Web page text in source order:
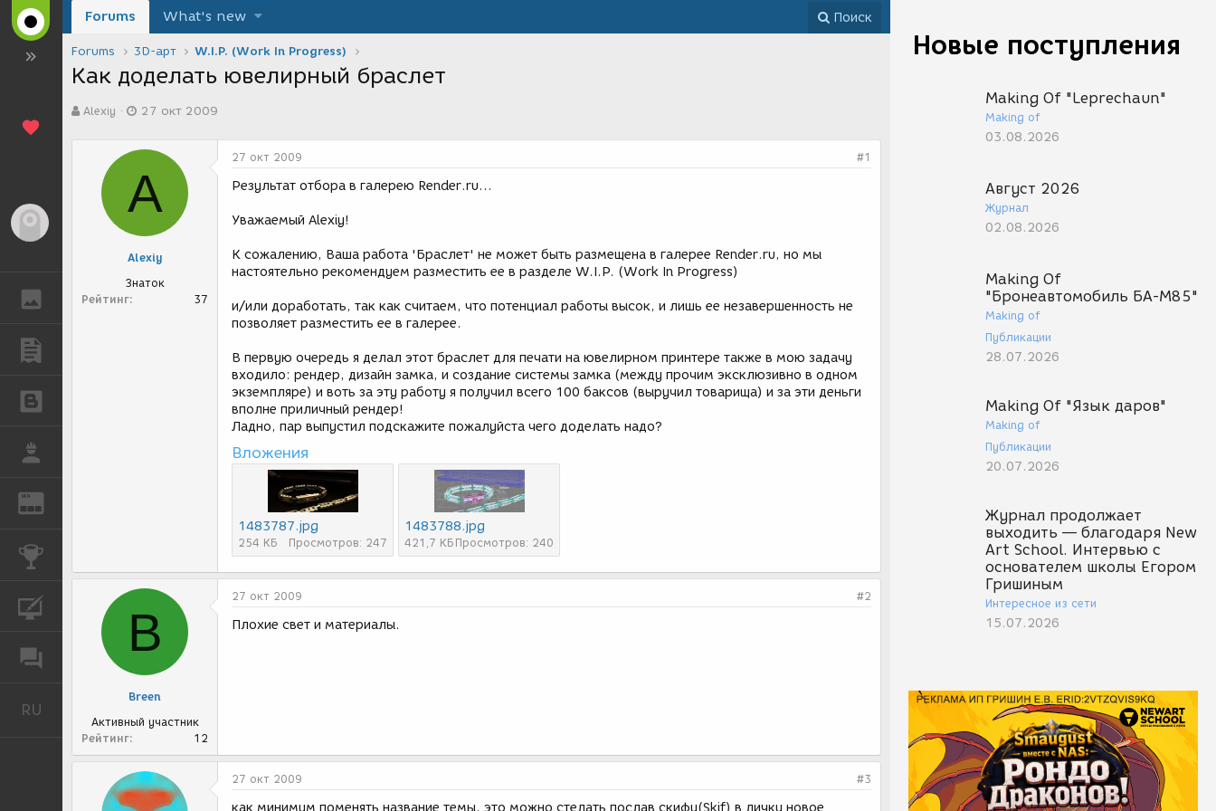
ГАЛЕРЕЯ
REN
КУРСЫ
ФОРУМ
RU
Новые поступления
Making Of "Leprechaun"
Making of
03.08.2026
Август 2026
Журнал
02.08.2026
Making Of
"Бронеавтомобиль БА-М85"
Making of
Публикации
28.07.2026
Making Of "Язык даров"
Making of
Публикации
20.07.2026
Журнал продолжает
выходить — благодаря New
Art School. Интервью с
основателем школы Егором
Гришиным
Интересное из сети
15.07.2026
Forums What's new Поиск
Forums 3D-арт W.I.P. (Work In Progress)
Как доделать ювелирный браслет
в
Alexiy
а
а
о
з
и
я
27 окт 2009
A
Alexiy
Знаток
Рейтинг
37
27 окт 2009 #1
Результат отбора в галерею Render.ru...
Уважаемый Alexiy!
К сожалению, Ваша работа 'Браслет' не может быть размещена в галерее Render.ru, но мы
настоятельно рекомендуем разместить ее в разделе W.I.P. (Work In Progress)
и/или доработать, так как считаем, что потенциал работы высок, и лишь ее незавершенность не
позволяет разместить ее в галерее.
В первую очередь я делал этот браслет для печати на ювелирном принтере также в мою задачу
входило: рендер, дизайн замка, и создание системы замка (между прочим эксклюзивно в одном
экземпляре) и воть за эту работу я получил всего 100 баксов (выручил товарища) и за эти деньги
вполне приличный рендер!
Ладно, пар выпустил подскажите пожалуйста чего доделать надо?
Вложения
1483787.jpg
254 КБ Просмотров: 247
1483788.jpg
421,7 КБ Просмотров: 240
B
Breen
Активный участник
Рейтинг
12
27 окт 2009 #2
Плохие свет и материалы.
27 окт 2009 #3
как минимум поменять название темы, это можно стелать послав скифу(Skif) в личку новое